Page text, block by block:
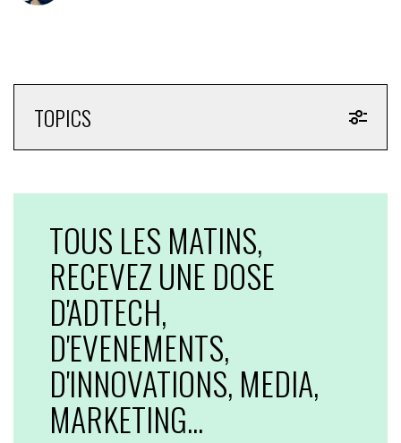
TOPICS
TOUS LES MATINS,
RECEVEZ UNE DOSE
D'ADTECH,
D'EVENEMENTS,
D'INNOVATIONS, MEDIA,
MARKETING...